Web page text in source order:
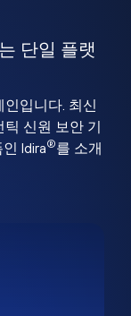
단일 플랫
입니다. 최신
틱 신원 보안 기
Idira®를 소개